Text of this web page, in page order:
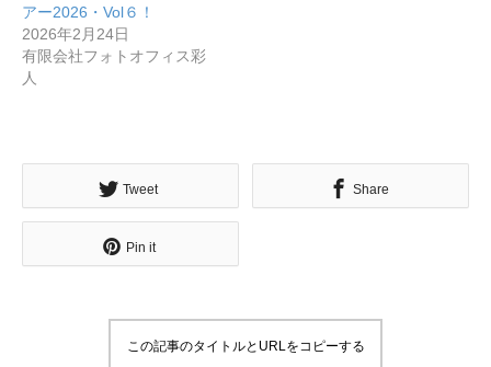
無料で登録したい企業様はこちら
北海道最強のビジネス課題解決コミュニティ【北海道オ
アー2026・Vol６！
2026年2月24日
有限会社フォトオフィス彩
人
Tweet Share
Pin it
この記事のタイトルとURLをコピーする